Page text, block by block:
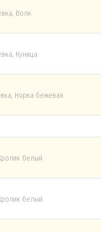
Волк
Куница
Норка бежевая
белый
белый